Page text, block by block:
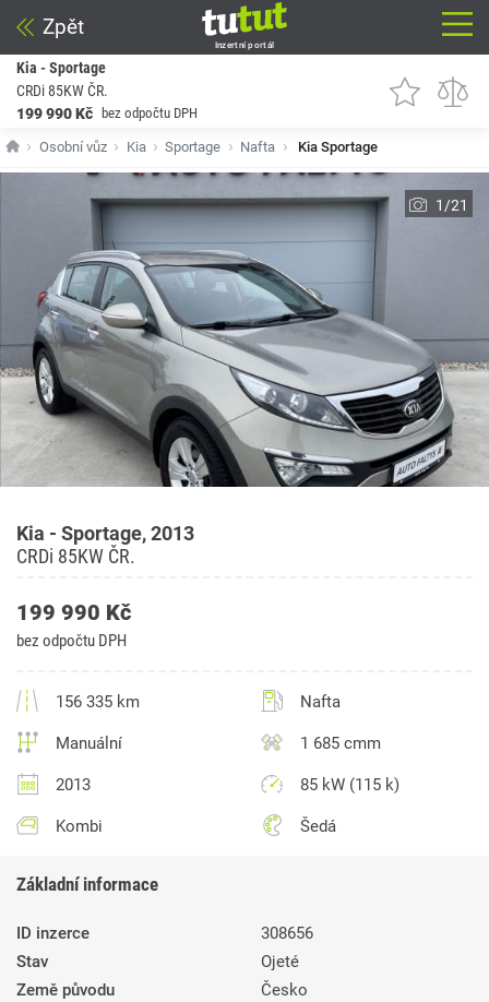
Zpět
Inzertní portál
Kia - Sportage
CRDi 85KW ČR.
199 990 Kč
bez odpočtu DPH
Osobní vůz Kia Sportage Nafta Kia Sportage
1/21
Kia - Sportage, 2013
CRDi 85KW ČR.
199 990 Kč
bez odpočtu DPH
156 335 km Nafta
Manuální 1 685 cmm
2013 85 kW (115 k)
Kombi Šedá
Základní informace
ID inzerce
308656
Stav
Ojeté
Země původu
Česko